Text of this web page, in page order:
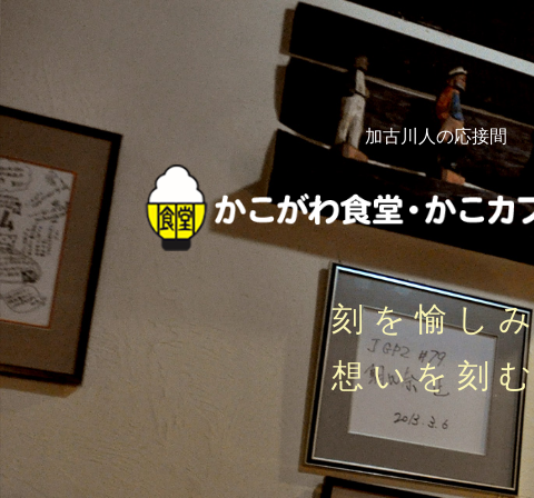
加古川人の応接間
刻を愉しみ
想いを刻む